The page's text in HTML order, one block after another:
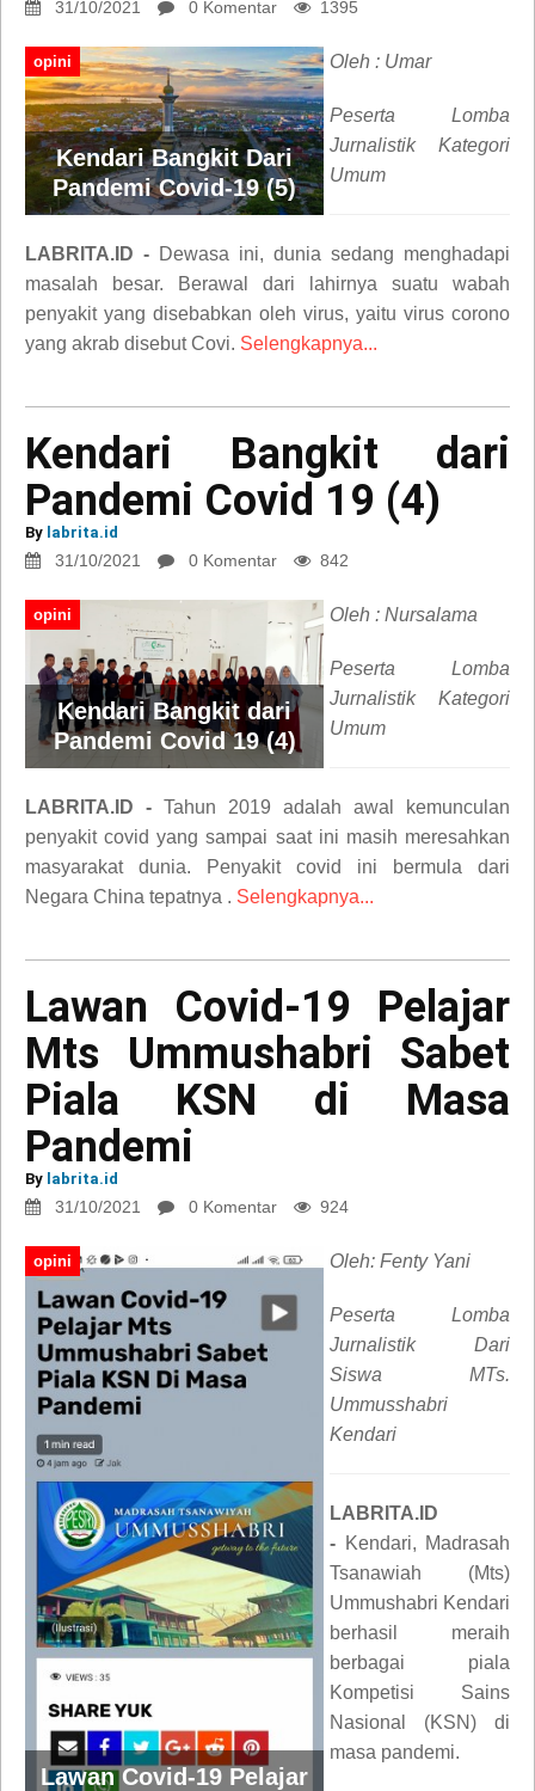
31/10/2021 0 Komentar 1395
opini
Kendari Bangkit Dari
Pandemi Covid-19 (5)
Oleh : Umar
Peserta Lomba
Jurnalistik Kategori
Umum
LABRITA.ID - Dewasa ini, dunia sedang menghadapi
masalah besar. Berawal dari lahirnya suatu wabah
penyakit yang disebabkan oleh virus, yaitu virus corono
yang akrab disebut Covi. Selengkapnya...
Kendari Bangkit dari
Pandemi Covid 19 (4)
By labrita.id
31/10/2021 0 Komentar 842
opini
Kendari Bangkit dari
Pandemi Covid 19 (4)
Oleh : Nursalama
Peserta Lomba
Jurnalistik Kategori
Umum
LABRITA.ID - Tahun 2019 adalah awal kemunculan
penyakit covid yang sampai saat ini masih meresahkan
masyarakat dunia. Penyakit covid ini bermula dari
Negara China tepatnya . Selengkapnya...
Lawan Covid-19 Pelajar
Mts Ummushabri Sabet
Piala KSN di Masa
Pandemi
By labrita.id
31/10/2021 0 Komentar 924
opini
Lawan Covid-19 Pelajar
Oleh: Fenty Yani
Peserta Lomba
Jurnalistik Dari
Siswa MTs.
Ummusshabri
Kendari
LABRITA.ID
- Kendari, Madrasah
Tsanawiah (Mts)
Ummushabri Kendari
berhasil meraih
berbagai piala
Kompetisi Sains
Nasional (KSN) di
masa pandemi.